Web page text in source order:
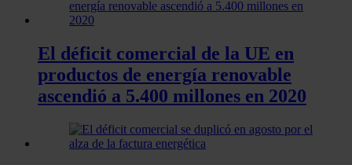
El déficit comercial de la UE en
productos de energía renovable
ascendió a 5.400 millones en 2020